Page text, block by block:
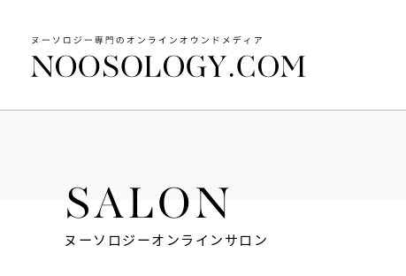
SALON
ヌーソロジーオンラインサロン